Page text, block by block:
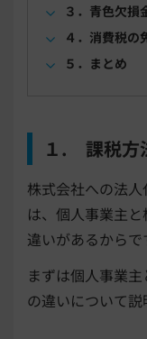
３．青色欠損
４．消費税の
５．まとめ
１. 課税方
株式会社への法
は、個人事業主
違いがあるからで
まずは個人事業
の違いについて説